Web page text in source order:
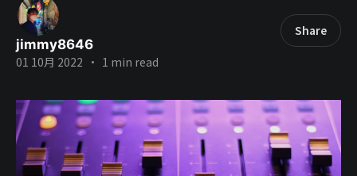
jimmy8646
01 10月 2022 • 1 min read
Share